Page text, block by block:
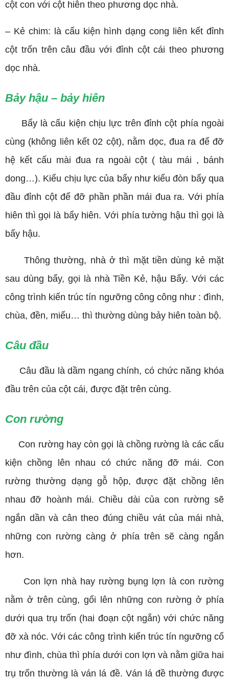
cột con với cột hiên theo phương dọc nhà.
– Kẻ chim: là cấu kiện hình dạng cong liên kết đỉnh
cột trốn trên câu đầu với đỉnh cột cái theo phương
dọc nhà.
Bảy hậu – bảy hiên
Bẩy là cấu kiện chịu lực trên đỉnh cột phía ngoài
cùng (không liên kết 02 cột), nằm dọc, đua ra để đỡ
hệ kết cấu mài đua ra ngoài cột ( tàu mái , bánh
dong…). Kiểu chịu lực của bẩy như kiểu đòn bẩy qua
đầu đỉnh cột để đỡ phần phần mái đua ra. Với phía
hiên thì gọi là bẩy hiên. Với phía tường hậu thì gọi là
bẩy hậu.
Thông thường, nhà ở thì mặt tiền dùng kẻ mặt
sau dùng bẩy, gọi là nhà Tiền Kẻ, hậu Bẩy. Với các
công trình kiến trúc tín ngưỡng công công như : đình,
chùa, đền, miếu… thì thường dùng bảy hiên toàn bộ.
Câu đầu
Câu đầu là dầm ngang chính, có chức năng khóa
đầu trên của cột cái, được đặt trên cùng.
Con rường
Con rường hay còn gọi là chồng rường là các cấu
kiện chồng lên nhau có chức năng đỡ mái. Con
rường thường dạng gỗ hộp, được đặt chồng lên
nhau đỡ hoành mái. Chiều dài của con rường sẽ
ngắn dần và cân theo đúng chiều vát của mái nhà,
những con rường càng ở phía trên sẽ càng ngắn
hơn.
Con lợn nhà hay rường bụng lợn là con rường
nằm ở trên cùng, gối lên những con rường ở phía
dưới qua trụ trốn (hai đoạn cột ngắn) với chức năng
đỡ xà nóc. Với các công trình kiến trúc tín ngưỡng cổ
như đình, chùa thì phía dưới con lợn và nằm giữa hai
trụ trốn thường là ván lá đề. Ván lá đề thường được